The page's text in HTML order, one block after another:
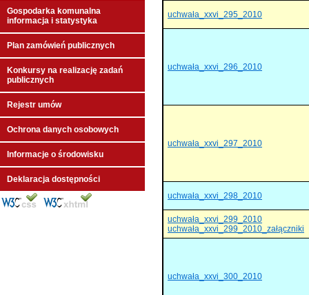
Gospodarka komunalna
informacja i statystyka
Plan zamówień publicznych
Konkursy na realizację zadań
publicznych
Rejestr umów
Ochrona danych osobowych
Informacje o środowisku
Deklaracja dostępności
uchwała_xxvi_295_2010
uchwała_xxvi_296_2010
uchwała_xxvi_297_2010
uchwała_xxvi_298_2010
uchwała_xxvi_299_2010
uchwała_xxvi_299_2010_załączniki
uchwała_xxvi_300_2010